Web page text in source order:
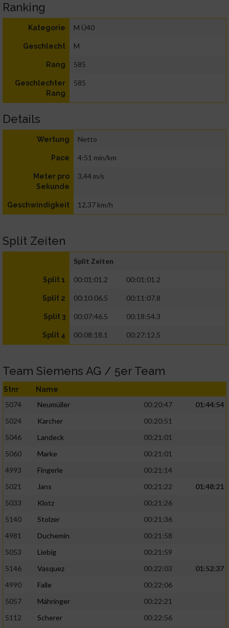
Ranking
Kategorie M Ü40
Geschlecht M
Rang 585
Geschlechter
Rang
585
Details
Wertung Netto
Pace 4:51 min/km
Meter pro
Sekunde
3,44 m/s
Geschwindigkeit 12,37 km/h
Split Zeiten
Split Zeiten
Split 1 00:01:01.2 00:01:01.2
Split 2 00:10:06.5 00:11:07.8
Split 3 00:07:46.5 00:18:54.3
Split 4 00:08:18.1 00:27:12.5
Team Siemens AG / 5er Team
Stnr Name
5074 Neumüller 00:20:47
01:44:54
5024
Karcher
00:20:51
5046
Landeck
00:21:01
5060
Marke
00:21:01
4993
Fingerle
00:21:14
5021
Jans 00:21:22
01:48:21
5033
Klotz
00:21:26
5140
Stolzer
00:21:36
4981
Duchemin
00:21:58
5053
Liebig
00:21:59
5146
Vasquez 00:22:03
01:52:37
4990
Falle
00:22:06
5057
Mähringer
00:22:21
5112
Scherer
00:22:56